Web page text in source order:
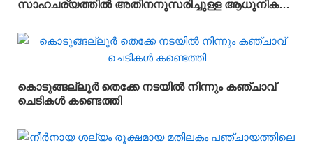
സാഹചര്യത്തിൽ അതിനനുസരിച്ചുള്ള ആധുനിക
വിദ്യാർഥികൾക്ക് ലഭ്യമാക്കുകയാണ് സർക്കാരിന്റെ
ലക്ഷ്യമെന്ന് സംസ്ഥാന വിദ്യാഭ്യാസ മന്ത്രി
അഡ്വ.എൻ. ഷംസുദ്ദീൻ
കൊടുങ്ങല്ലൂർ തെക്കേ നടയിൽ നിന്നും കഞ്ചാവ്
ചെടികൾ കണ്ടെത്തി